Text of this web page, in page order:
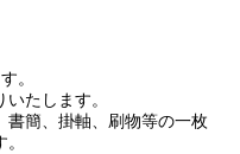
。
たします。
簡、掛軸、刷物等の一枚